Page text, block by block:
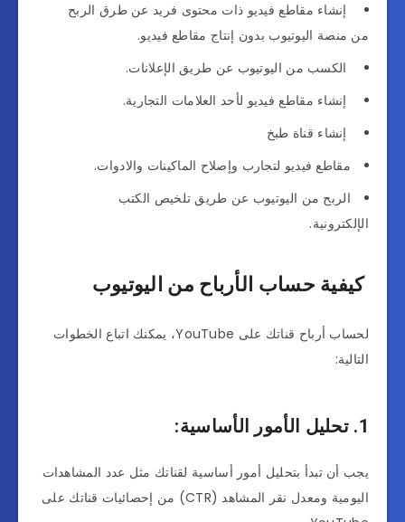
إنشاء مقاطع فيديو ذات محتوى فريد عن طرق الربح
من منصة اليوتيوب بدون إنتاج مقاطع فيديو.
الكسب من اليوتيوب عن طريق الإعلانات.
إنشاء مقاطع فيديو لأحد العلامات التجارية.
إنشاء قناة طبخ
مقاطع فيديو لتجارب وإصلاح الماكينات والادوات.
الربح من اليوتيوب عن طريق تلخيص الكتب
الإلكترونية.
كيفية حساب الأرباح من اليوتيوب
لحساب أرباح قناتك على YouTube، يمكنك اتباع الخطوات
التالية:
1. تحليل الأمور الأساسية:
يجب أن تبدأ بتحليل أمور أساسية لقناتك مثل عدد المشاهدات
اليومية ومعدل نقر المشاهد (CTR) من إحصائيات قناتك على